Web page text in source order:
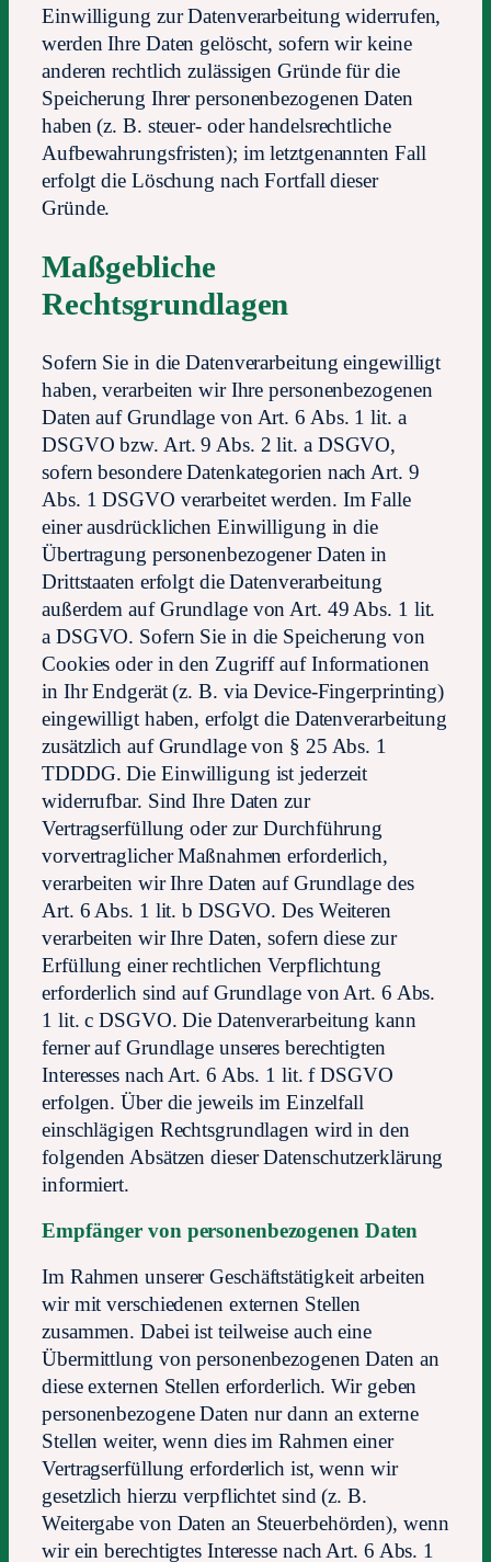
Einwilligung zur Datenverarbeitung widerrufen,
werden Ihre Daten gelöscht, sofern wir keine
anderen rechtlich zulässigen Gründe für die
Speicherung Ihrer personenbezogenen Daten
haben (z. B. steuer- oder handelsrechtliche
Aufbewahrungsfristen); im letztgenannten Fall
erfolgt die Löschung nach Fortfall dieser
Gründe.
Maßgebliche
Rechtsgrundlagen
Sofern Sie in die Datenverarbeitung eingewilligt
haben, verarbeiten wir Ihre personenbezogenen
Daten auf Grundlage von Art. 6 Abs. 1 lit. a
DSGVO bzw. Art. 9 Abs. 2 lit. a DSGVO,
sofern besondere Datenkategorien nach Art. 9
Abs. 1 DSGVO verarbeitet werden. Im Falle
einer ausdrücklichen Einwilligung in die
Übertragung personenbezogener Daten in
Drittstaaten erfolgt die Datenverarbeitung
außerdem auf Grundlage von Art. 49 Abs. 1 lit.
a DSGVO. Sofern Sie in die Speicherung von
Cookies oder in den Zugriff auf Informationen
in Ihr Endgerät (z. B. via Device-Fingerprinting)
eingewilligt haben, erfolgt die Datenverarbeitung
zusätzlich auf Grundlage von § 25 Abs. 1
TDDDG. Die Einwilligung ist jederzeit
widerrufbar. Sind Ihre Daten zur
Vertragserfüllung oder zur Durchführung
vorvertraglicher Maßnahmen erforderlich,
verarbeiten wir Ihre Daten auf Grundlage des
Art. 6 Abs. 1 lit. b DSGVO. Des Weiteren
verarbeiten wir Ihre Daten, sofern diese zur
Erfüllung einer rechtlichen Verpflichtung
erforderlich sind auf Grundlage von Art. 6 Abs.
1 lit. c DSGVO. Die Datenverarbeitung kann
ferner auf Grundlage unseres berechtigten
Interesses nach Art. 6 Abs. 1 lit. f DSGVO
erfolgen. Über die jeweils im Einzelfall
einschlägigen Rechtsgrundlagen wird in den
folgenden Absätzen dieser Datenschutzerklärung
informiert.
Empfänger von personenbezogenen Daten
Im Rahmen unserer Geschäftstätigkeit arbeiten
wir mit verschiedenen externen Stellen
zusammen. Dabei ist teilweise auch eine
Übermittlung von personenbezogenen Daten an
diese externen Stellen erforderlich. Wir geben
personenbezogene Daten nur dann an externe
Stellen weiter, wenn dies im Rahmen einer
Vertragserfüllung erforderlich ist, wenn wir
gesetzlich hierzu verpflichtet sind (z. B.
Weitergabe von Daten an Steuerbehörden), wenn
wir ein berechtigtes Interesse nach Art. 6 Abs. 1